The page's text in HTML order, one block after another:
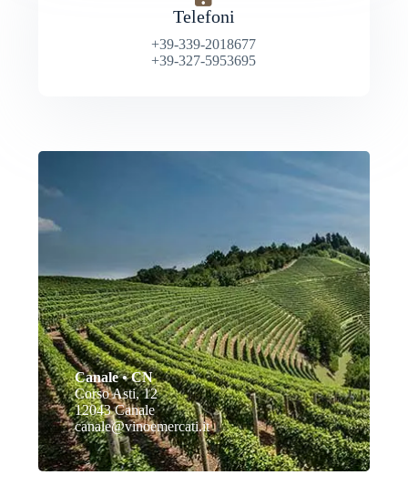
Telefoni
+39-339-2018677
+39-327-5953695
Canale • CN
Corso Asti, 12
12043 Canale
canale@vinoemercati.it